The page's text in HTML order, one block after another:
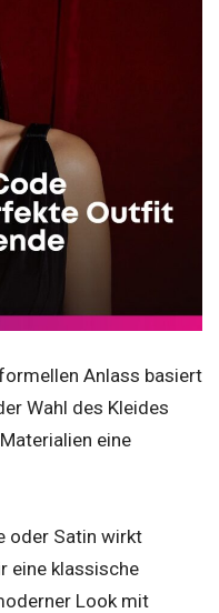
Anlass basiert
Wahl des Kleides
eine
oder Satin wirkt
eine klassische
Look mit